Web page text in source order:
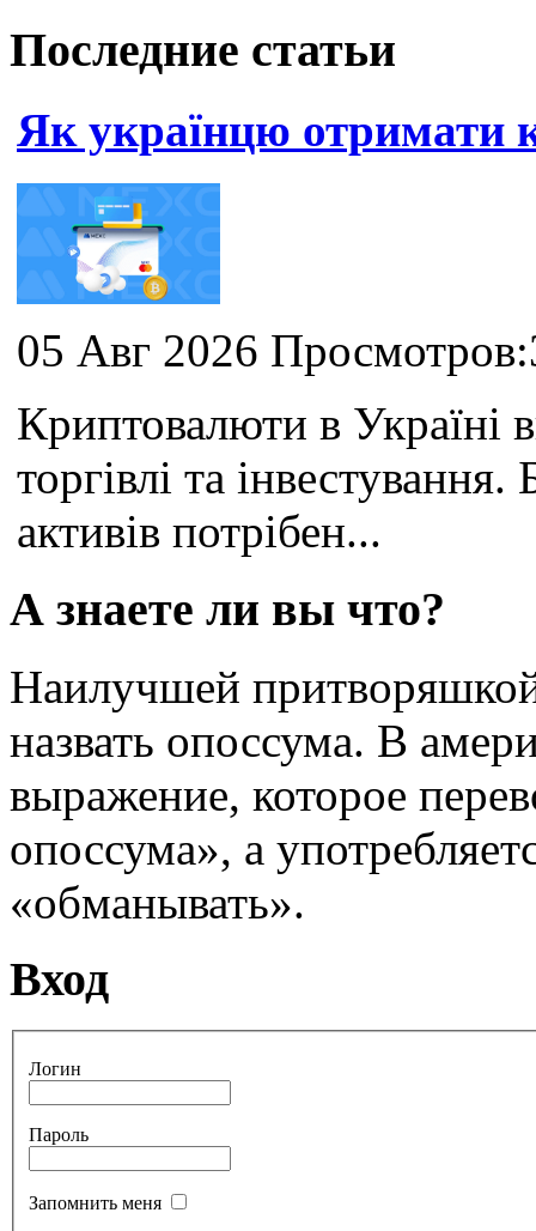
Последние статьи
Як українцю отримати
05 Авг 2026
Криптовалюти в Україні
торгівлі та
активів потрібен...
А знаете ли вы что?
Наилучшей
назвать опоссума. В
выражение, которое
опоссума», а
«обманывать».
Вход
Логин
Пароль
Запомнить меня